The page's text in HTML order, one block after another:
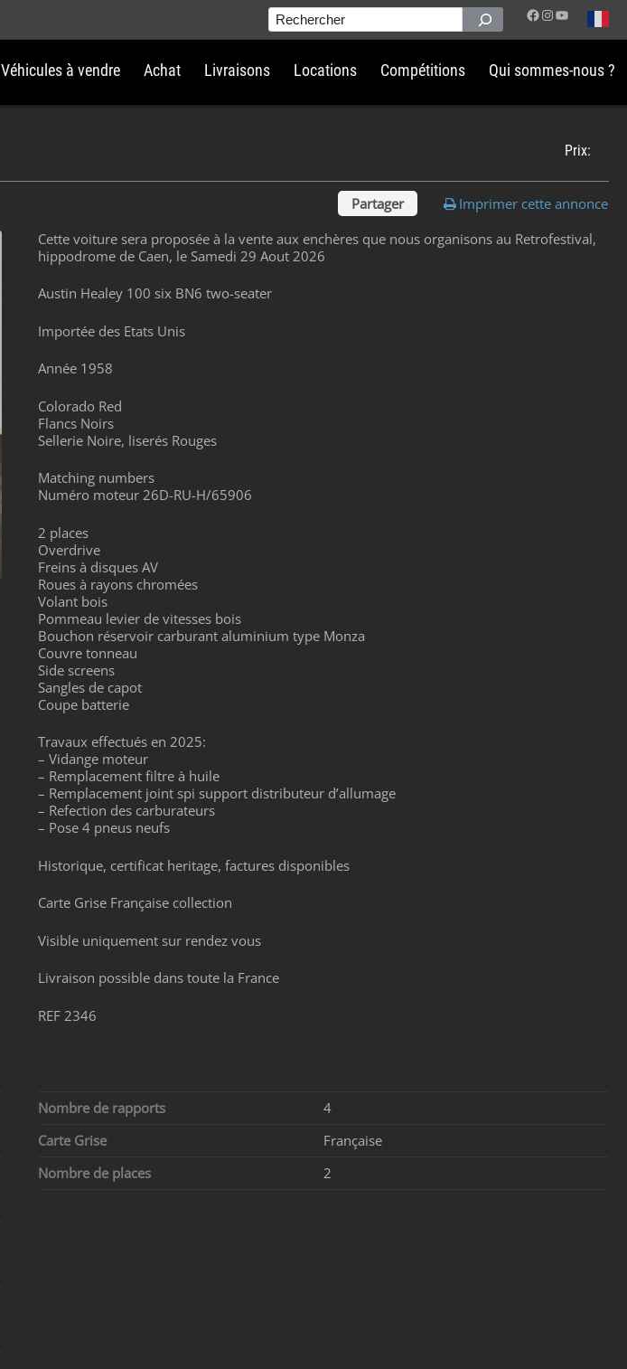
Facebook
Instagram
YouTube
Rechercher
Véhicules à vendre Achat Livraisons Locations Compétitions Qui sommes-nous ?
Prix:
Partager
Imprimer cette annonce
Cette voiture sera proposée à la vente aux enchères que nous organisons au Retrofestival,
hippodrome de Caen, le Samedi 29 Aout 2026
Austin Healey 100 six BN6 two-seater
Importée des Etats Unis
Année 1958
Colorado Red
Flancs Noirs
Sellerie Noire, liserés Rouges
Matching numbers
Numéro moteur 26D-RU-H/65906
2 places
Overdrive
Freins à disques AV
Roues à rayons chromées
Volant bois
Pommeau levier de vitesses bois
Bouchon réservoir carburant aluminium type Monza
Couvre tonneau
Side screens
Sangles de capot
Coupe batterie
Travaux effectués en 2025:
– Vidange moteur
– Remplacement filtre à huile
– Remplacement joint spi support distributeur d’allumage
– Refection des carburateurs
– Pose 4 pneus neufs
Historique, certificat heritage, factures disponibles
Carte Grise Française collection
Visible uniquement sur rendez vous
Livraison possible dans toute la France
REF 2346
Nombre de rapports
4
Carte Grise
Française
Nombre de places
2